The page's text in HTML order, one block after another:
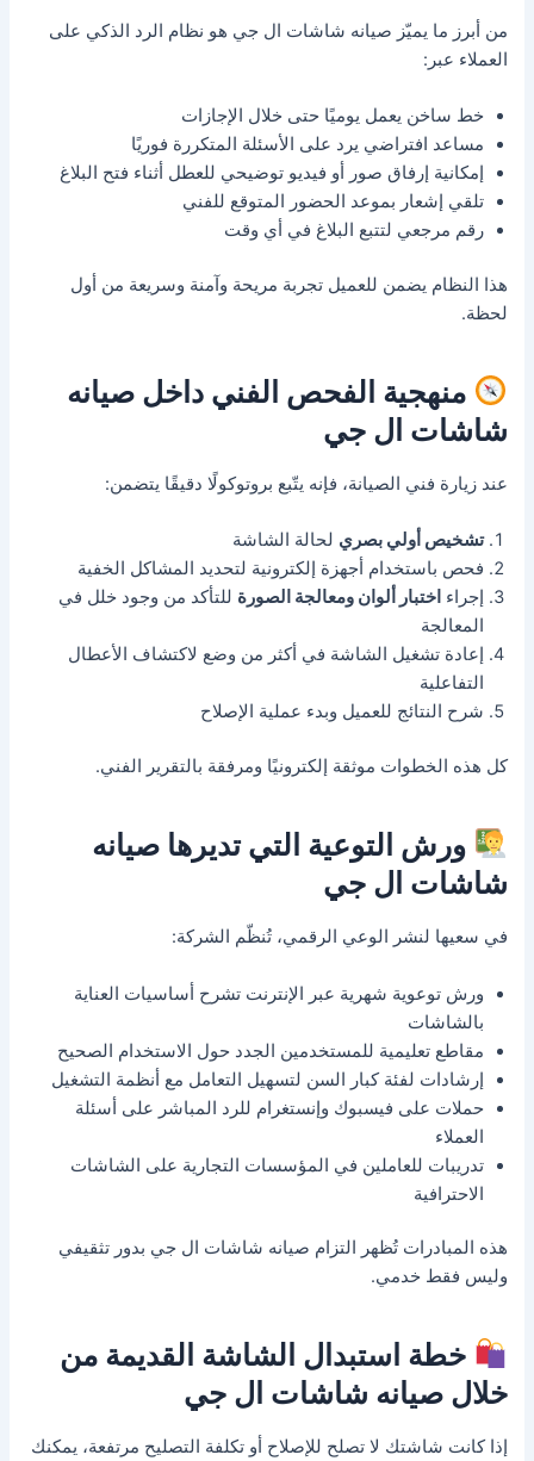
من أبرز ما يميّز صيانه شاشات ال جي هو نظام الرد الذكي على
العملاء عبر:
خط ساخن يعمل يوميًا حتى خلال الإجازات
مساعد افتراضي يرد على الأسئلة المتكررة فوريًا
إمكانية إرفاق صور أو فيديو توضيحي للعطل أثناء فتح البلاغ
تلقي إشعار بموعد الحضور المتوقع للفني
رقم مرجعي لتتبع البلاغ في أي وقت
هذا النظام يضمن للعميل تجربة مريحة وآمنة وسريعة من أول
لحظة.
منهجية الفحص الفني داخل صيانه
شاشات ال جي
عند زيارة فني الصيانة، فإنه يتّبع بروتوكولًا دقيقًا يتضمن:
تشخيص أولي بصري لحالة الشاشة
فحص باستخدام أجهزة إلكترونية لتحديد المشاكل الخفية
إجراء اختبار ألوان ومعالجة الصورة للتأكد من وجود خلل في
المعالجة
إعادة تشغيل الشاشة في أكثر من وضع لاكتشاف الأعطال
التفاعلية
شرح النتائج للعميل وبدء عملية الإصلاح
كل هذه الخطوات موثقة إلكترونيًا ومرفقة بالتقرير الفني.
ورش التوعية التي تديرها صيانه
شاشات ال جي
في سعيها لنشر الوعي الرقمي، تُنظّم الشركة:
ورش توعوية شهرية عبر الإنترنت تشرح أساسيات العناية
بالشاشات
مقاطع تعليمية للمستخدمين الجدد حول الاستخدام الصحيح
إرشادات لفئة كبار السن لتسهيل التعامل مع أنظمة التشغيل
حملات على فيسبوك وإنستغرام للرد المباشر على أسئلة
العملاء
تدريبات للعاملين في المؤسسات التجارية على الشاشات
الاحترافية
هذه المبادرات تُظهر التزام صيانه شاشات ال جي بدور تثقيفي
وليس فقط خدمي.
خطة استبدال الشاشة القديمة من
خلال صيانه شاشات ال جي
إذا كانت شاشتك لا تصلح للإصلاح أو تكلفة التصليح مرتفعة، يمكنك